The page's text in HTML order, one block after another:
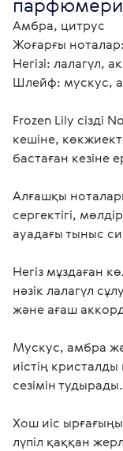
Амбра, цитрус
Жоғарғы
Негізі: лалагүл,
Шлейф: мускус,
Frozen Lily сізді
кешіне,
бастаған кезіне
Алғашқы
сергектігі,
ауадағы тыныс
Негіз мұздаған
нәзік лалагүл
және ағаш
Мускус, амбра
иістің
сезімін тудырады.
Хош иіс
лүпіл қаққан